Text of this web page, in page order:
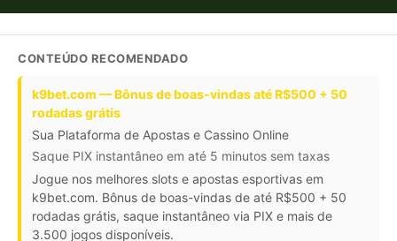
CONTEÚDO RECOMENDADO
k9bet.com — Bônus de boas-vindas até R$500 + 50
rodadas grátis
Sua Plataforma de Apostas e Cassino Online
Saque PIX instantâneo em até 5 minutos sem taxas
Jogue nos melhores slots e apostas esportivas em
k9bet.com. Bônus de boas-vindas de até R$500 + 50
rodadas grátis, saque instantâneo via PIX e mais de
3.500 jogos disponíveis.